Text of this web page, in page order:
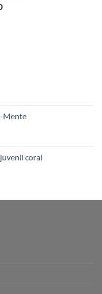
El
Mente
coral